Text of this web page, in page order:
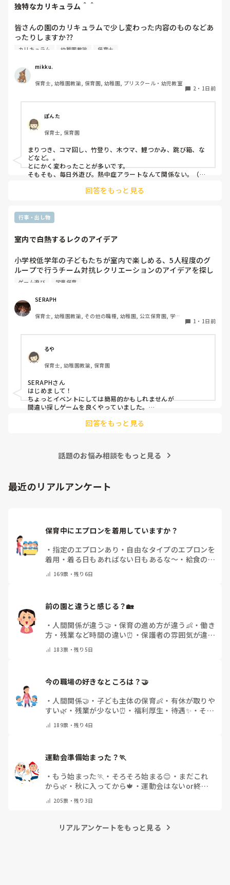
独特なカリキュラム＾＾
皆さんの園のカリキュラムで少し変わった内容のものなどあ
ったりしますか⁇
のみ）・乾布摩擦（年中組以上児が体育の時間に体操服の上
から行っています）があります。
♪
カリキュラム 幼稚園教諭 保育士
mikku.
保育士, 幼稚園教諭, 保育園, 幼稚園, プリスクール・幼児教室
2 ・ 1日前
ぽんた
保育士, 保育園
まりつき、コマ回し、竹登り、木ウマ、鯉つかみ、跳び箱、な
どなど。。
とにかく変わったことが多いです。
そもそも、毎日外遊び。熱中症アラートなんて関係ない。（日
回答をもっと見る
行事・出し物
室内で白熱するレクのアイデア
小学校低学年の子どもたちが室内で楽しめる、5人程度のグ
ループで行うチーム対抗レクリエーションのアイデアを探し
ています。今回は夏休みの特別イベントとして実施するた
るものを探しています。現場の準備に手間がかかりすぎず、
子どもたちが夢中になれるおすすめのゲームがあればぜひ教
えてください。
ゲーム遊び 学童保育
SERAPH
保育士, 幼稚園教諭, その他の職種, 幼稚園, 公立保育園, 学童
1 ・ 1日前
るや
保育士, 幼稚園教諭, 保育園
SERAPHさん
はじめまして！
ちょっとイベントにしては簡易的かもしれませんが
間違い探しゲームを良くやっていました。
観客にその姿を覚えてもらう
(ここですでに装飾しています)
制限時間もありつつ、ぜんぶ当たるまでのタイムでチーム対抗
にしたりと繰り返すうちに子どもたちと相談しながらアレンジ
して楽しみましたよ。
参考になれば。。
回答をもっと見る
話題のお悩み相談をもっと見る
最近のリアルアンケート
保育中にエプロンを着用していますか？
・ 指定のエプロンあり ・ 自由なタイプのエプロンを
着用 ・着る日もあればない日もあるな～ ・ 給食のと
で教えてください)
169票・残り6日
前の園と違うと感じる？🏡
・ 人間関係が違う🤝 ・ 保育の進め方が違う👶 ・働き
方・残業など時間の違い⏰ ・保護者の雰囲気が違う
で教えてください)
183票・残り5日
・ 人間関係🤝 ・ 子ども主体の保育👶 ・ 有休が取りや
すい🌿 ・ 残業が少ない⏰ ・ 福利厚生・待遇✨ ・ その
189票・残り4日
運動会準備始まった？🏃
・ もう始まった🏃 ・ そろそろ始まる😊 ・ まだこれ
から🌿 ・ 秋に入ってから🍁 ・運動会はないor終わ
205票・残り3日
リアルアンケートをもっと見る